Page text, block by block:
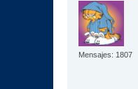
Mensajes: 1807